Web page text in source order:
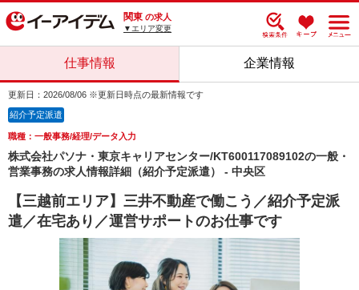
関東 の求人
▼エリア変更
仕事情報 企業情報
更新日：2026/08/06 ※更新日時点の最新情報です
紹介予定派遣
職種：一般事務/経理/データ入力
株式会社パソナ・東京キャリアセンター/KT600117089102の一般・
営業事務の求人情報詳細（紹介予定派遣） - 中央区
【三越前エリア】三井不動産で働こう／紹介予定派
遣／在宅あり／運営サポートのお仕事です